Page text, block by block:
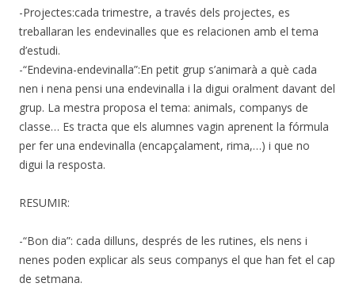
-Projectes:cada trimestre, a través dels projectes, es
treballaran les endevinalles que es relacionen amb el tema
d’estudi.
-“Endevina-endevinalla”:En petit grup s’animarà a què cada
nen i nena pensi una endevinalla i la digui oralment davant del
grup. La mestra proposa el tema: animals, companys de
classe… Es tracta que els alumnes vagin aprenent la fórmula
per fer una endevinalla (encapçalament, rima,…) i que no
digui la resposta.
RESUMIR:
-“Bon dia”: cada dilluns, després de les rutines, els nens i
nenes poden explicar als seus companys el que han fet el cap
de setmana.